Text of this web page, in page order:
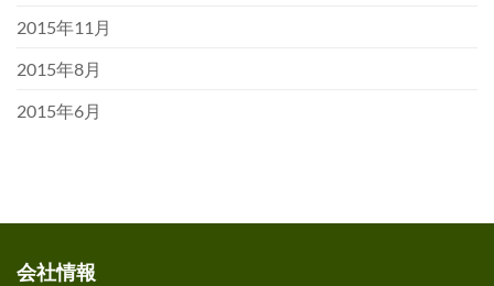
2015年11月
2015年8月
2015年6月
会社情報